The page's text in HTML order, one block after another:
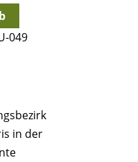
049
in der